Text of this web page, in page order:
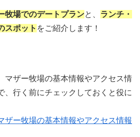
牧場でのデートプランと、 ランチ・
スポット をご紹介します！
マザー牧場の基本情報やアクセス情
、行く前にチェックしておくと役に
ザー牧場の基本情報やアクセス情報